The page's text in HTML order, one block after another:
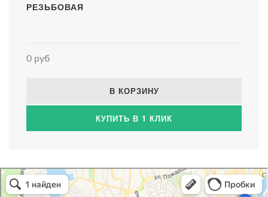
РЕЗЬБОВАЯ
0 руб
В КОРЗИНУ
КУПИТЬ В 1 КЛИК
Атриум-Крым
Системы водоснабжения, отопления, канализации в Севастополе
Снабжение строительных объектов в Севастополе